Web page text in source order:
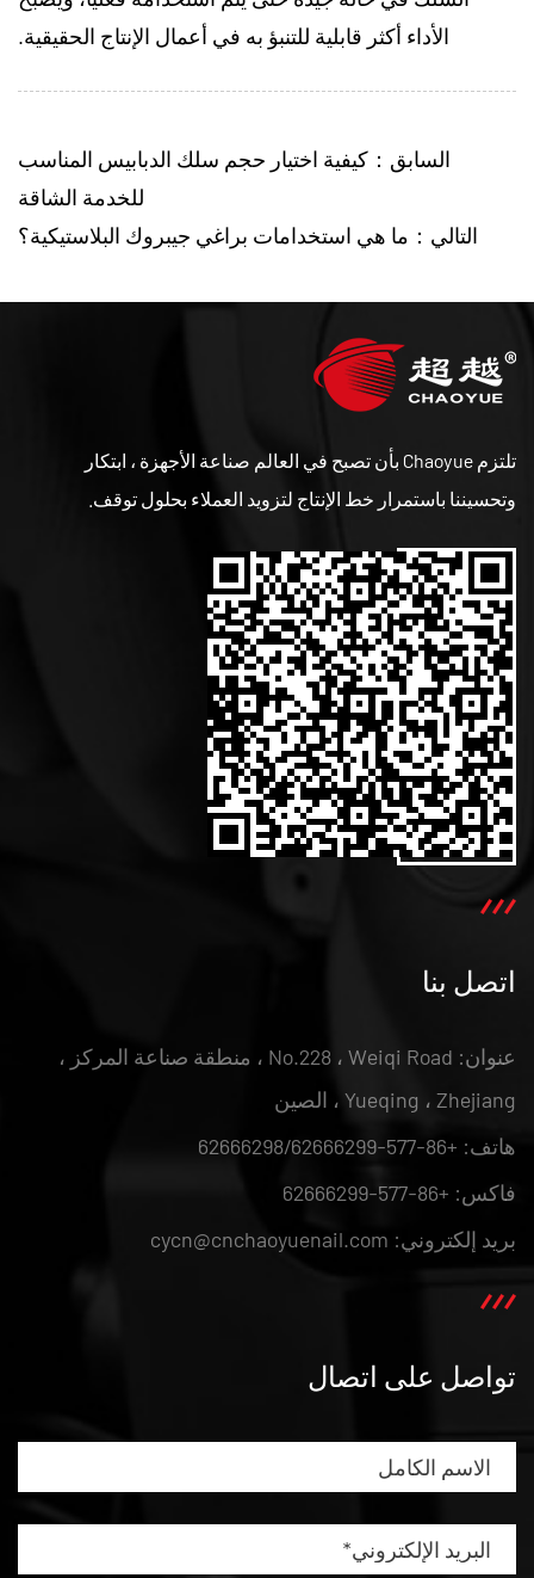
الأداء أكثر قابلية للتنبؤ به في أعمال الإنتاج الحقيقية.
السابق：كيفية اختيار حجم سلك الدبابيس المناسب
للخدمة الشاقة
التالي：ما هي استخدامات براغي جيبروك البلاستيكية؟
تلتزم Chaoyue بأن تصبح في العالم صناعة الأجهزة ، ابتكار
وتحسيننا باستمرار خط الإنتاج لتزويد العملاء بحلول توقف.
اتصل بنا
عنوان: No.228 ، Weiqi Road ، منطقة صناعة المركز ،
Yueqing ، Zhejiang ، الصين
هاتف: +86-577-62666298/62666299
فاكس: +86-577-62666299
بريد إلكتروني: cycn@cnchaoyuenail.com
تواصل على اتصال